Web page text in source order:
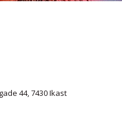
44, 7430 Ikast